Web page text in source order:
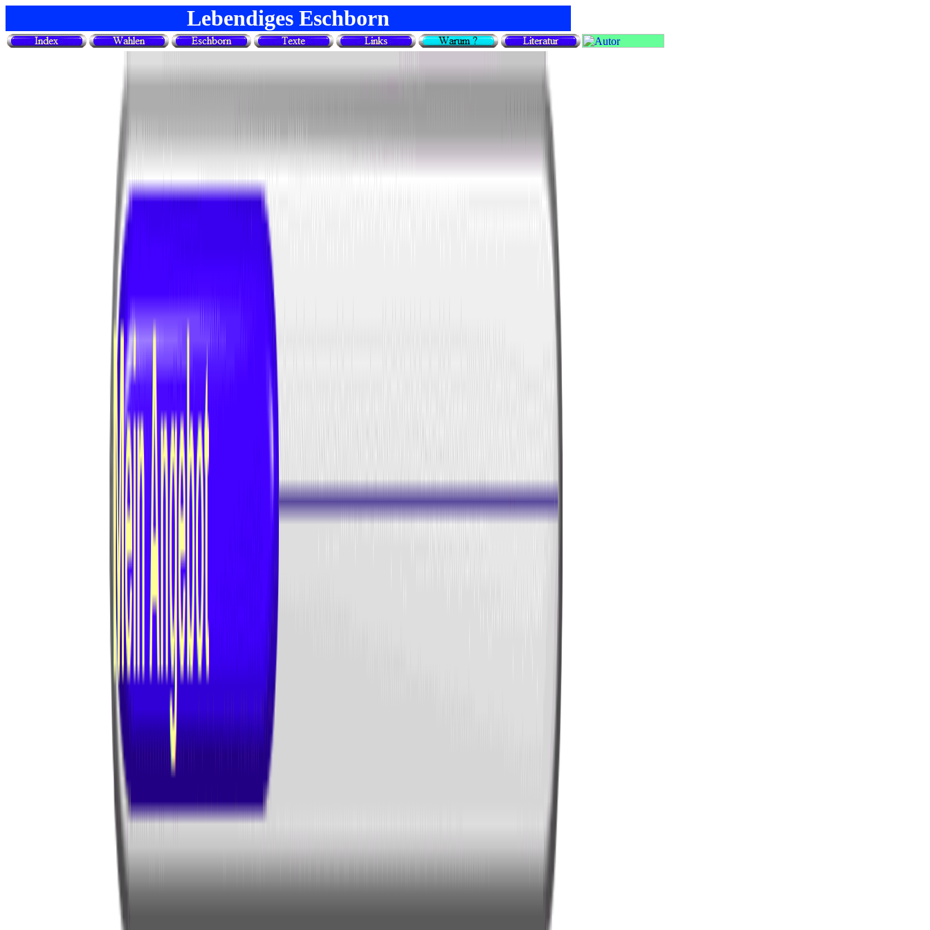
Lebendiges Eschborn